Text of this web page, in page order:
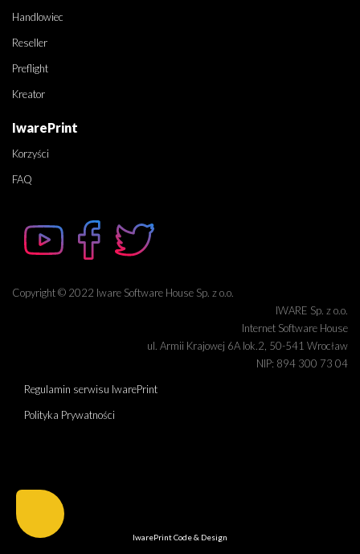
Handlowiec
Reseller
Preflight
Kreator
IwarePrint
Korzyści
FAQ
Copyright © 2022 Iware Software House Sp. z o.o.
IWARE Sp. z o.o.
Internet Software House
ul. Armii Krajowej 6A lok.2, 50-541 Wrocław
NIP: 894 300 73 04
Regulamin serwisu IwarePrint
Polityka Prywatności
IwarePrintCode & Design